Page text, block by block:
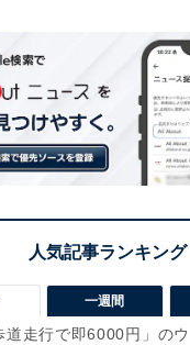
一週間
道走行で即6000円」のウ